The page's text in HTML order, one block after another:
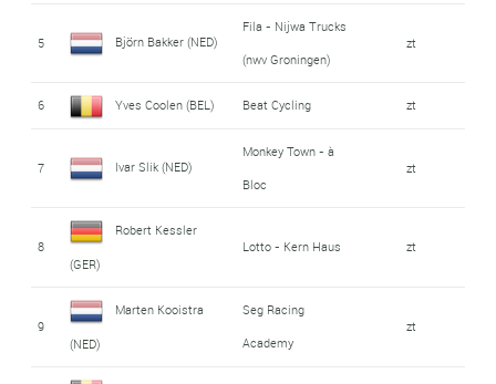
5 Björn Bakker (NED)
Fila - Nijwa Trucks
(nwv Groningen)
zt
6 Yves Coolen (BEL) Beat Cycling zt
7 Ivar Slik (NED)
Monkey Town - à
Bloc
zt
8
Robert Kessler
(GER)
Lotto - Kern Haus zt
9
Marten Kooistra
(NED)
Seg Racing
Academy
zt